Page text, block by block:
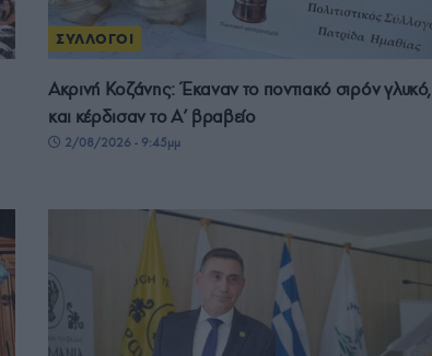
ΣΥΛΛΟΓΟΙ
Ακρινή Κοζάνης: Έκαναν το ποντιακό σιρόν γλυκό,
και κέρδισαν το A’ βραβείο
2/08/2026 - 9:45μμ